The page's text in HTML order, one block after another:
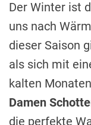
Der Winter ist
uns nach
dieser Saison
als sich mit
kalten
Damen
die perfekte